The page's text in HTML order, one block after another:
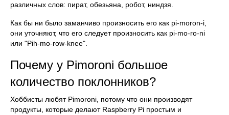
различных слов: пират, обезьяна, робот, ниндзя.
Как бы ни было заманчиво произносить его как pi-moron-i,
они уточняют, что его следует произносить как pi-mo-ro-ni
или "Pih-mo-row-knee".
Почему у Pimoroni большое
количество поклонников?
Хоббисты любят Pimoroni, потому что они производят
продукты, которые делают Raspberry Pi простым и